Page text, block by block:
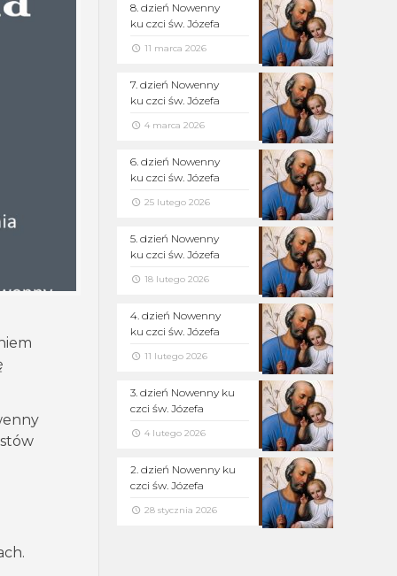
8. dzień Nowenny
ku czci św. Józefa
11 marca 2026
7. dzień Nowenny
ku czci św. Józefa
4 marca 2026
6. dzień Nowenny
ku czci św. Józefa
25 lutego 2026
5. dzień Nowenny
ku czci św. Józefa
18 lutego 2026
4. dzień Nowenny
ku czci św. Józefa
11 lutego 2026
3. dzień Nowenny ku
czci św. Józefa
4 lutego 2026
2. dzień Nowenny ku
czci św. Józefa
28 stycznia 2026